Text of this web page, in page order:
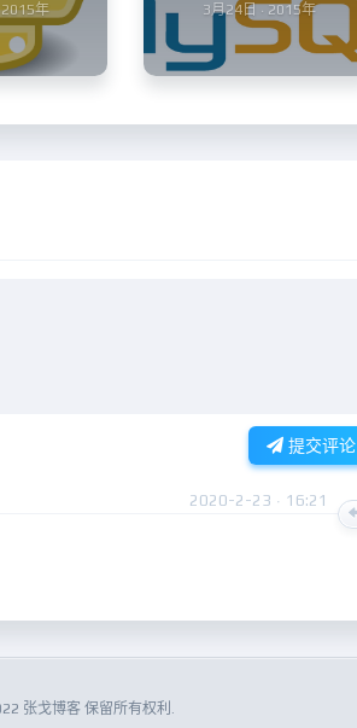
2015年 3月24日 · 2015年
提交评论
2020-2-23 · 16:21
张戈博客 保留所有权利.